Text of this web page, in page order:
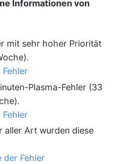
Informationen von
mit sehr hoher Priorität
Plasma-Fehler (33
Fehler
aller Art wurden diese
der Fehler